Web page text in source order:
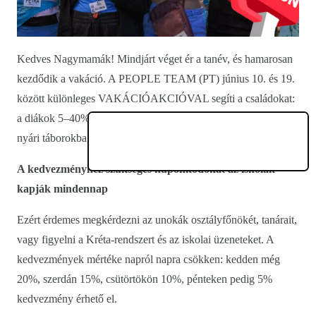
Kedves Nagymamák! Mindjárt véget ér a tanév, és hamarosan
kezdődik a vakáció. A PEOPLE TEAM (PT) június 10. és 19.
között különleges VAKÁCIÓAKCIÓVAL segíti a családokat:
a diákok 5–40% kedvezménnyel jelentkezhetnek a 2026-os
nyári táborokba.
A kedvezményhez szükséges kuponkódokat az iskolák
kapják mindennap
Ezért érdemes megkérdezni az unokák osztályfőnökét, tanárait,
vagy figyelni a Kréta-rendszert és az iskolai üzeneteket. A
kedvezmények mértéke napról napra csökken: kedden még
20%, szerdán 15%, csütörtökön 10%, pénteken pedig 5%
kedvezmény érhető el.